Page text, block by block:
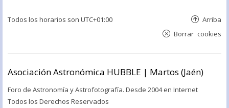
Todos los horarios son UTC+01:00 Arriba
Borrar cookies
Asociación Astronómica HUBBLE | Martos (Jaén)
Foro de Astronomía y Astrofotografía. Desde 2004 en Internet
Todos los Derechos Reservados